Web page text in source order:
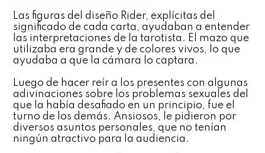
Las figuras del diseño Rider, explícitas del
significado de cada carta, ayudaban a entender
las interpretaciones de la tarotista. El mazo que
utilizaba era grande y de colores vivos, lo que
ayudaba a que la cámara lo captara.
Luego de hacer reír a los presentes con algunas
adivinaciones sobre los problemas sexuales del
que la había desafiado en un principio, fue el
turno de los demás. Ansiosos, le pidieron por
diversos asuntos personales, que no tenían
ningún atractivo para la audiencia.